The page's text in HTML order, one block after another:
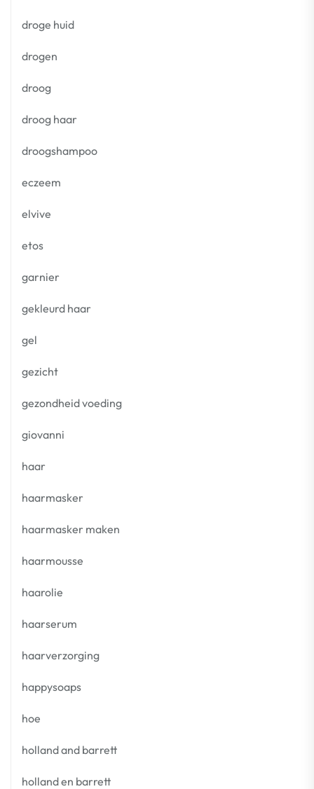
droge huid
drogen
droog
droog haar
droogshampoo
eczeem
elvive
etos
garnier
gekleurd haar
gel
gezicht
gezondheid voeding
giovanni
haar
haarmasker
haarmasker maken
haarmousse
haarolie
haarserum
haarverzorging
happysoaps
hoe
holland and barrett
holland en barrett